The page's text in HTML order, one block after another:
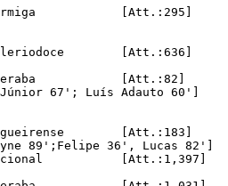
67'; Luís Adauto 60']
89';Felipe 36', Lucas 82']